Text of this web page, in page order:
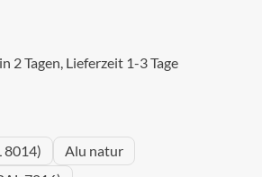
2 Tagen, Lieferzeit 1-3 Tage
8014)
Alu natur